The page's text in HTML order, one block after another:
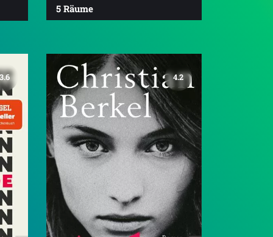
5 Räume
3.6 4.2